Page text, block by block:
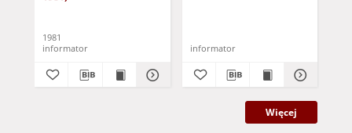
1981
informator
informator
Więcej